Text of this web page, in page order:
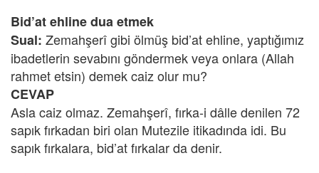
Bid’at ehline dua etmek
Sual: Zemahşerî gibi ölmüş bid’at ehline, yaptığımız
ibadetlerin sevabını göndermek veya onlara (Allah
rahmet etsin) demek caiz olur mu?
CEVAP
Asla caiz olmaz. Zemahşerî, fırka-i dâlle denilen 72
sapık fırkadan biri olan Mutezile itikadında idi. Bu
sapık fırkalara, bid’at fırkalar da denir.